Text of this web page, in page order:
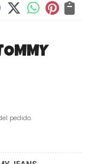
pedido.